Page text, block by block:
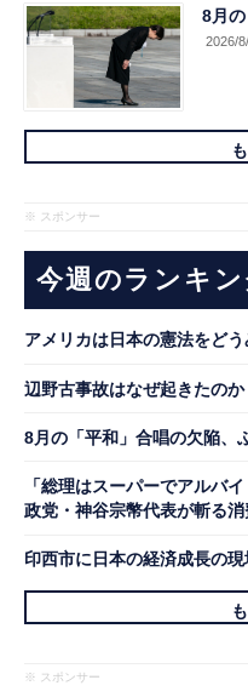
8月
2026/
※ スポンサー
今週のランキン
アメリカは日本の憲法をど
辺野古事故はなぜ起きたのか
8月の「平和」合唱の欠陥、
「総理はスーパーでアルバ
政党・神谷宗幣代表が斬る
印西市に日本の経済成長の
※ スポンサー